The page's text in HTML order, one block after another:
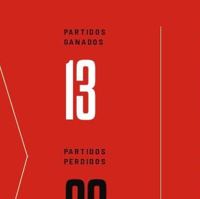
PARTIDOS
GANADOS
13
PARTIDOS
PERDIDOS